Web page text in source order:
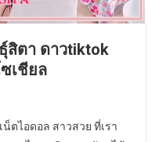
สิตา ดาวtiktok
เชียล
ตไอดอล สาวสวย ที่เรา